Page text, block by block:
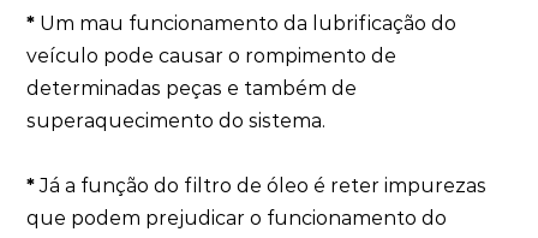
* Um mau funcionamento da lubrificação do
veículo pode causar o rompimento de
determinadas peças e também de
superaquecimento do sistema.
*Já a função do filtro de óleo é reter impurezas
que podem prejudicar o funcionamento do